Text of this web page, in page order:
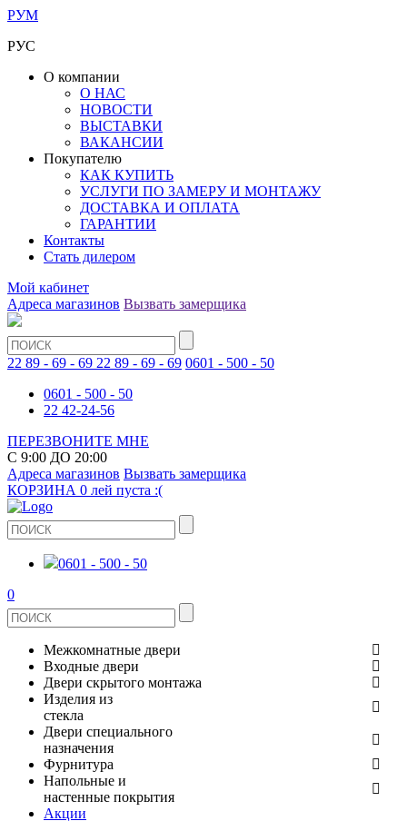
РУМ
РУС
О компании
О НАС
НОВОСТИ
ВЫСТАВКИ
ВАКАНСИИ
Покупателю
КАК КУПИТЬ
УСЛУГИ ПО ЗАМЕРУ И МОНТАЖУ
ДОСТАВКА И ОПЛАТА
ГАРАНТИИ
Контакты
Стать дилером
Мой кабинет
Адреса магазинов Вызвать замерщика
22 89 - 69 - 69 22 89 - 69 - 69 0601 - 500 - 50
0601 - 500 - 50
22 42-24-56
ПЕРЕЗВОНИТЕ МНЕ
С 9:00 ДО 20:00
Адреса магазинов Вызвать замерщика
КОРЗИНА 0 лей пуста :(
0601 - 500 - 50
0
Межкомнатные двери
ШПОНИРОВАНЫЕ
ЭКОШПОН
ИЗ МАССИВА СОСНЫ
Входные двери
МЕТАЛЛИЧЕСКИЕ ДВЕРИ
В КВАРТИРУ
ДЛЯ ДОМА
Двери скрытого монтажа
СТЕКЛЯННЫЕ
ЗЕРКАЛЬНЫЕ
Изделия из
стекла
ДВЕРИ
ДУШЕВЫЕ КАБИНЫ И ПЕРЕГОРОДКИ
ОГРАЖДЕНИЯ И СТУПЕНИ
Двери специального
назначения
ПРОТИВОПОЖАРНЫЕ
Фурнитура
ДВЕРНЫЕ РУЧКИ
Напольные и
настенные покрытия
Акции